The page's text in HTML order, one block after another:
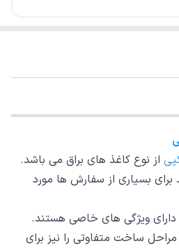
از نوع کاغذ های براق می باشد.
برای بسیاری از سفارش ها مورد
دارای ویژگی های خاصی هستند.
ساخت متفاوتی را نیز برای